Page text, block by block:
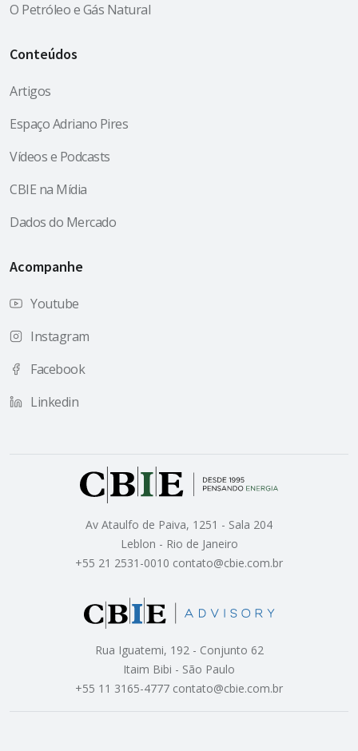
O Petróleo e Gás Natural
Conteúdos
Artigos
Espaço Adriano Pires
Vídeos e Podcasts
CBIE na Mídia
Dados do Mercado
Acompanhe
Youtube
Instagram
Facebook
Linkedin
Av Ataulfo de Paiva, 1251 - Sala 204
Leblon - Rio de Janeiro
+55 21 2531-0010 contato@cbie.com.br
Rua Iguatemi, 192 - Conjunto 62
Itaim Bibi - São Paulo
+55 11 3165-4777 contato@cbie.com.br